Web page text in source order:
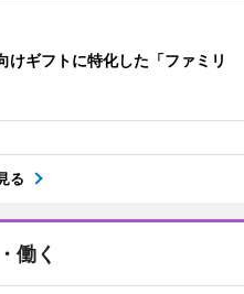
けギフトに特化した「ファミリ
る
働く